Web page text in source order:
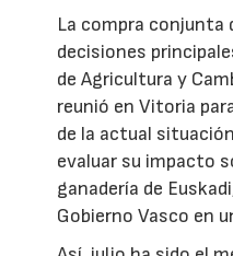
La compra conjunta
decisiones
de Agricultura y
reunió en Vitoria
de la actual
evaluar su impacto
ganadería de
Gobierno Vasco en